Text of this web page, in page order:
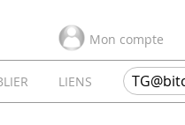
Mon compte
LIENS